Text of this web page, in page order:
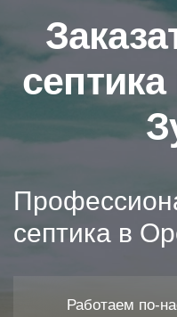
септика в
Работаем по-